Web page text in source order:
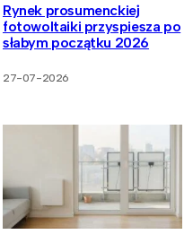
Rynek prosumenckiej
fotowoltaiki przyspiesza po
słabym początku 2026
27-07-2026